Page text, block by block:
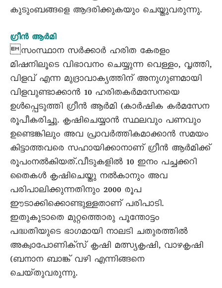
കുടുംബങ്ങളെ ആദരിക്കുകയും ചെയ്തുവരുന്നു.
ഗ്രീൻ ആർമി
സംസ്ഥാന സർക്കാർ ഹരിത കേരളം
മിഷനിലൂടെ വിഭാവനം ചെയ്യുന്ന വെള്ളം, വൃത്തി,
വിളവ് എന്ന മുദ്രാവാക്യത്തിന് അനുഗുണമായി
വിളവുണ്ടാക്കാൻ 10 ഹരിതകർമസേനയെ
ഉൾപ്പെടുത്തി ഗ്രീൻ ആർമി (കാർഷിക കർമസേന
രൂപീകരിച്ചു. കൃഷിചെയ്യാൻ സ്ഥലവും പണവും
ഉണ്ടെങ്കിലും അവ പ്രാവർത്തികമാക്കാൻ സമയം
കിട്ടാത്തവരെ സഹായിക്കാനാണ് ഗ്രീൻ ആർമിക്ക്
രൂപംനൽകിയത്.വീടുകളിൽ 10 ഇനം പച്ചക്കറി
തൈകൾ കൃഷിചെയ്തു നൽകാനും അവ
പരിപാലിക്കുന്നതിനും 2000 രൂപ
ഈടാക്കിക്കൊണ്ടുള്ളതാണ് പരിപാടി.
ഇതുകൂടാതെ മുറ്റത്തൊരു പൂന്തോട്ടം
പദ്ധതിയുടെ ഭാഗമായി നാലടി ചതുരത്തിൽ
അക്വാപോണിക്സ് കൃഷി മത്സ്യകൃഷി, വാഴകൃഷി
(ബനാന ബാങ്ക് വഴി എന്നിങ്ങനെ
ചെയ്‌തുവരുന്നു.